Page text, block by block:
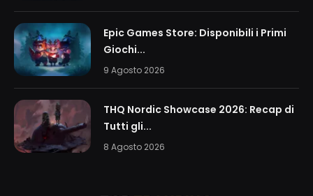
Epic Games Store: Disponibili i Primi
Giochi...
9 Agosto 2026
THQ Nordic Showcase 2026: Recap di
Tutti gli...
8 Agosto 2026